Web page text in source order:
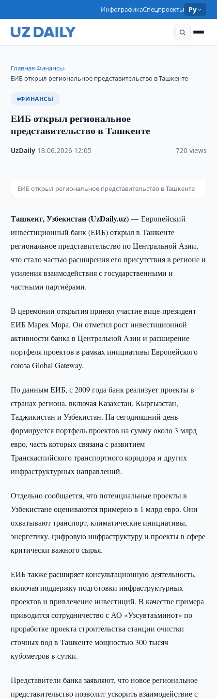
ИнфографикаСпецпроекты Ру
Главная›Финансы›
ЕИБ открыл региональное представительство в Ташкенте
ФИНАНСЫ
ЕИБ открыл региональное
представительство в Ташкенте
UzDaily 18.06.2026 12:05 720 views
ЕИБ открыл региональное представительство в Ташкенте
Ташкент, Узбекистан (UzDaily.uz) —Европейский
инвестиционный банк (ЕИБ) открыл в Ташкенте
региональное представительство по Центральной Азии,
что стало частью расширения его присутствия в регионе и
усиления взаимодействия с государственными и
частными партнёрами.
В церемонии открытия принял участие вице-президент
ЕИБ Марек Мора. Он отметил рост инвестиционной
активности банка в Центральной Азии и расширение
портфеля проектов в рамках инициативы Европейского
союза Global Gateway.
По данным ЕИБ, с 2009 года банк реализует проекты в
странах региона, включая Казахстан, Кыргызстан,
Таджикистан и Узбекистан. На сегодняшний день
формируется портфель проектов на сумму около 3 млрд
евро, часть которых связана с развитием
Транскаспийского транспортного коридора и других
инфраструктурных направлений.
Отдельно сообщается, что потенциальные проекты в
Узбекистане оцениваются примерно в 1 млрд евро. Они
охватывают транспорт, климатические инициативы,
энергетику, цифровую инфраструктуру и проекты в сфере
критически важного сырья.
ЕИБ также расширяет консультационную деятельность,
включая поддержку подготовки инфраструктурных
проектов и привлечение инвестиций. В качестве примера
приводится сотрудничество с АО «Узсувтаъминот» по
проработке проекта строительства станции очистки
сточных вод в Ташкенте мощностью 300 тысяч
кубометров в сутки.
Представители банка заявляют, что новое региональное
представительство позволит ускорить взаимодействие с